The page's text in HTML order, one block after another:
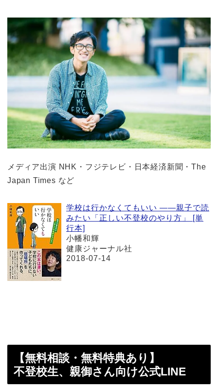
メディア出演 NHK・フジテレビ・日本経済新聞・The
Japan Times など
学校は行かなくてもいい ――親子で読
みたい「正しい不登校のやり方」 [単
行本]
小幡和輝
健康ジャーナル社
2018-07-14
【無料相談・無料特典あり】
不登校生、親御さん向け公式LINE